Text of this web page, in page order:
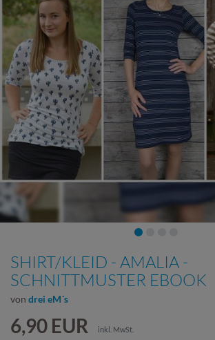
SHIRT/KLEID - AMALIA -
SCHNITTMUSTER EBOOK
von drei eM´s
6,90 EUR inkl. MwSt.